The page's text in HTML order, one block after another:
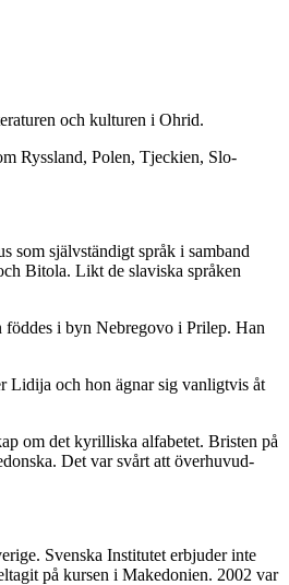
och kulturen i Ohrid.
Ryssland, Polen, Tjeckien, Slo­
som själv­stän­digt språk i sam­band
Bitola. Likt de slaviska språken
föd­des i byn Nebre­govo i Prilep. Han
Lidija och hon ägnar sig vanligtvis åt
om det kyrilliska alfabetet. Bristen på
Det var svårt att över­huvud­
Svenska Institutet erbjuder inte
på kursen i Makedonien. 2002 var